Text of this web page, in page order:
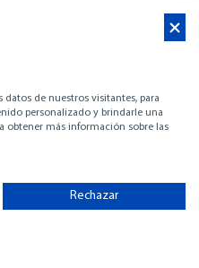
Port Vell
MUELLE DE ESPANA
datos de nuestros visitantes, para
personalizado y brindarle una
obtener más información sobre las
Rechazar